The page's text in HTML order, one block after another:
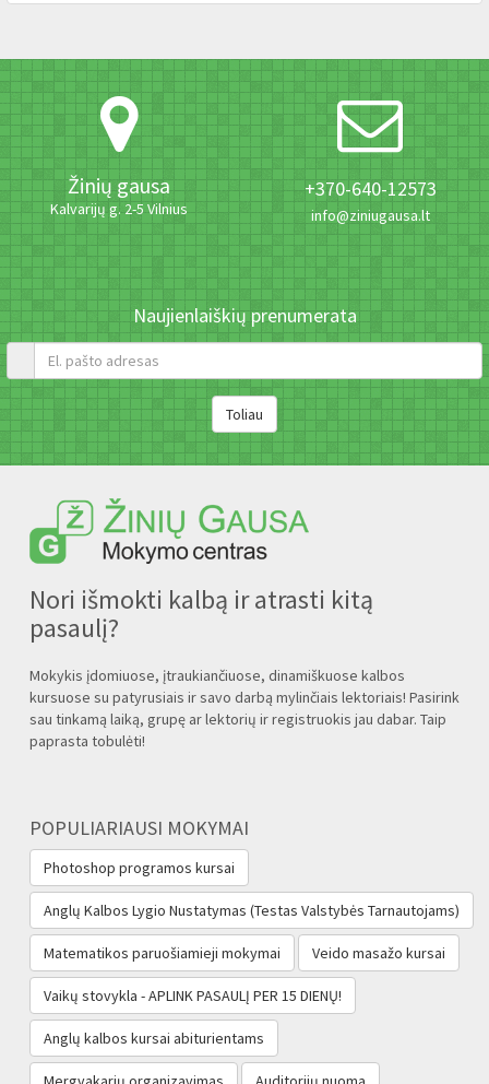
Žinių gausa
Kalvarijų g. 2-5 Vilnius
+370-640-12573
info@ziniugausa.lt
Naujienlaiškių prenumerata
Nori išmokti kalbą ir atrasti kitą
pasaulį?
Mokykis įdomiuose, įtraukiančiuose, dinamiškuose kalbos
kursuose su patyrusiais ir savo darbą mylinčiais lektoriais! Pasirink
sau tinkamą laiką, grupę ar lektorių ir registruokis jau dabar. Taip
paprasta tobulėti!
POPULIARIAUSI MOKYMAI
Photoshop programos kursai
Anglų Kalbos Lygio Nustatymas (Testas Valstybės Tarnautojams‎)
Matematikos paruošiamieji mokymai Veido masažo kursai
Vaikų stovykla - APLINK PASAULĮ PER 15 DIENŲ!
Anglų kalbos kursai abiturientams